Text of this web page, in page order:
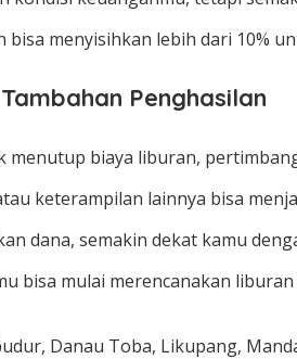
bisa menyisihkan lebih dari 10%
Penghasilan
menutup biaya liburan,
keterampilan lainnya bisa
dana, semakin dekat kamu
bisa mulai merencanakan
Danau Toba, Likupang,